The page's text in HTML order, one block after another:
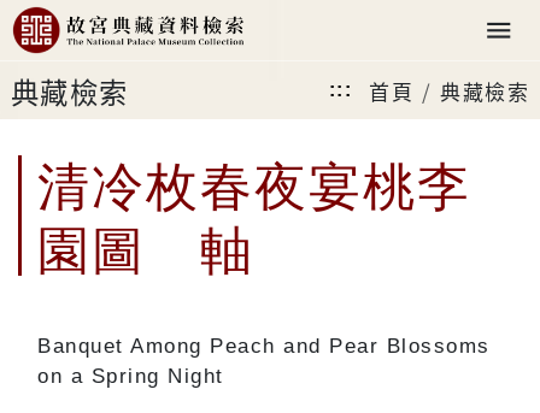
典藏檢索 ::: 首頁 典藏檢索
清冷枚春夜宴桃李
園圖 軸
Banquet Among Peach and Pear Blossoms
on a Spring Night